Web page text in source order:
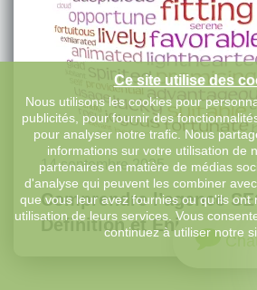
14 septembre 2025
Comprendre l’agence
Définition et Enjeux
Ce site utilise des
Nous utilisons les cookies pour
publicités, pour fournir des
pour analyser notre trafic. Nous
informations sur votre utilisation de
partenaires en matière de médias
d'analyse qui peuvent les combiner
que vous leur avez fournies ou qu'ils ont
utilisation de leurs services. Vous
continuez à utiliser notre